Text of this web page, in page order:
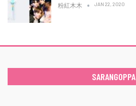
粉紅木木 JAN 22, 2020
SARANGOPPA